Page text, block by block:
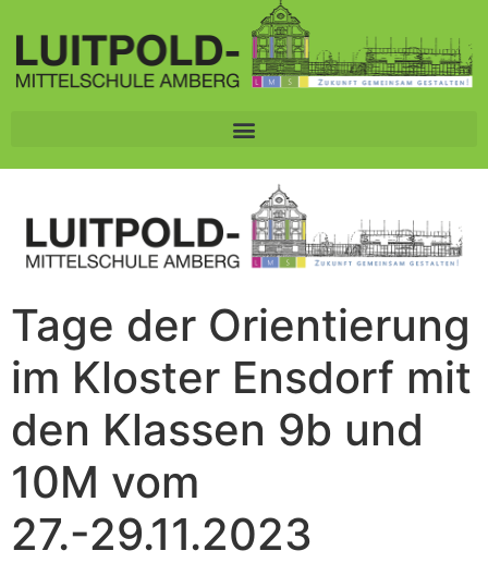
Tage der Orientierung
im Kloster Ensdorf mit
den Klassen 9b und
10M vom
27.-29.11.2023